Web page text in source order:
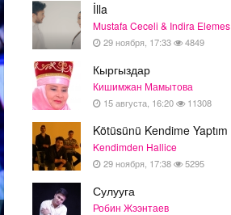
İlla
Mustafa Ceceli & Indira Elemes
29 ноября, 17:33 4849
Кыргыздар
Кишимжан Мамытова
15 августа, 16:20 11308
Kötüsünü Kendime Yaptım
Kendimden Hallice
29 ноября, 17:38 5295
Сулууга
Робин Жээнтаев